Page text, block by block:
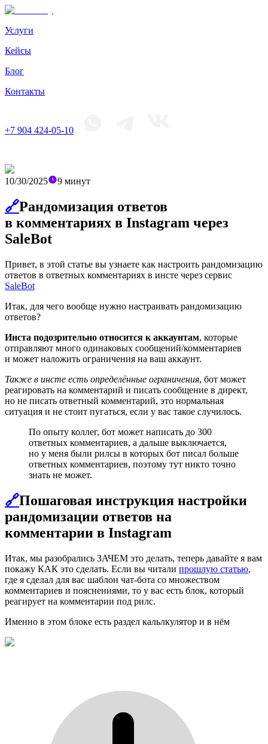
Услуги
Кейсы
Блог
Контакты
+7 904 424-05-10
10/30/2025 9 минут
🔗Рандомизация ответов
в комментариях в Instagram через
SaleBot
Привет, в этой статье вы узнаете как настроить рандомизацию
ответов в ответных комментариях в инсте через сервис
SaleBot
Итак, для чего вообще нужно настраивать рандомизацию
ответов?
Инста подозрительно относится к аккаунтам, которые
отправляют много одинаковых сообщений/комментариев
и может наложить ограничения на ваш аккаунт.
Также в инсте есть определённые ограничения, бот может
реагировать на комментарий и писать сообщение в директ,
но не писать ответный комментарий, это нормальная
ситуация и не стоит пугаться, если у вас такое случилось.
По опыту коллег, бот может написать до 300
ответных комментариев, а дальше выключается,
но у меня были рилсы в которых бот писал больше
ответных комментариев, поэтому тут никто точно
знать не может.
🔗Пошаговая инструкция настройки
рандомизации ответов на
комментарии в Instagram
Итак, мы разобрались ЗАЧЕМ это делать, теперь давайте я вам
покажу КАК это сделать. Если вы читали прошлую статью,
где я сделал для вас шаблон чат-бота со множеством
комментариев и пояснениями, то у вас есть блок, который
реагирует на комментарии под рилс.
Именно в этом блоке есть раздел кальлкулятор и в нём